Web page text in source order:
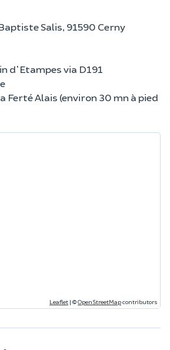
Salis, 91590 Cerny
d'Etampes via D191
Ferté Alais (environ 30 mn à pied
Leaflet | ©OpenStreetMapcontributors